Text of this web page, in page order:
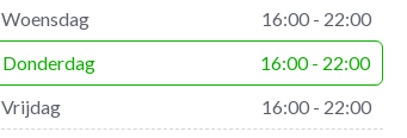
Woensdag
16:00 - 22:00
Donderdag
16:00 - 22:00
Vrijdag
16:00 - 22:00